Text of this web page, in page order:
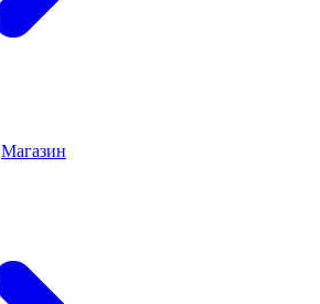
Магазин